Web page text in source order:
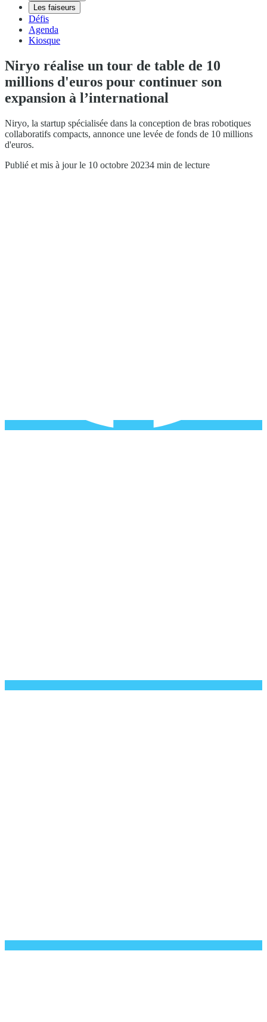
Les faiseurs
Défis
Agenda
Kiosque
Niryo réalise un tour de table de 10
millions d'euros pour continuer son
expansion à l’international
Niryo, la startup spécialisée dans la conception de bras robotiques
collaboratifs compacts, annonce une levée de fonds de 10 millions
d'euros.
Publié et mis à jour le 10 octobre 20234 min de lecture